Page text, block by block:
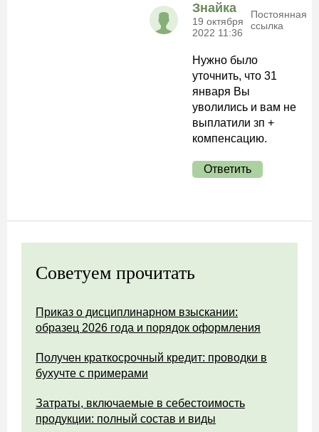
Знайка
19 октября
2022 11:36
Постоянная
ссылка
Нужно было
уточнить, что 31
января Вы
уволились и вам не
выплатили зп +
компенсацию.
Ответить
Советуем прочитать
Приказ о дисциплинарном взыскании:
образец 2026 года и порядок оформления
Получен краткосрочный кредит: проводки в
бухучте с примерами
Затраты, включаемые в себестоимость
продукции: полный состав и виды